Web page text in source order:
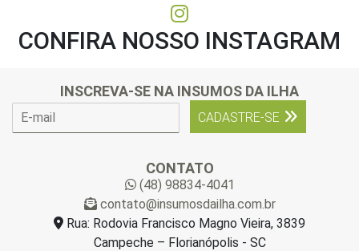
CONFIRA NOSSO INSTAGRAM
INSCREVA-SE NA INSUMOS DA ILHA
CADASTRE-SE
CONTATO
(48) 98834-4041
contato@insumosdailha.com.br
Rua: Rodovia Francisco Magno Vieira, 3839
Campeche – Florianópolis - SC